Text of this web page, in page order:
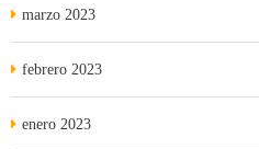
marzo 2023
febrero 2023
enero 2023